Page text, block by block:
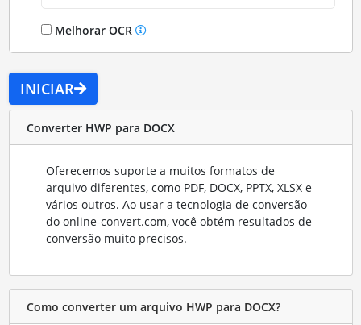
Melhorar OCR
INICIAR
Converter HWP para DOCX
Oferecemos suporte a muitos formatos de
arquivo diferentes, como PDF, DOCX, PPTX, XLSX e
vários outros. Ao usar a tecnologia de conversão
do online-convert.com, você obtém resultados de
conversão muito precisos.
Como converter um arquivo HWP para DOCX?